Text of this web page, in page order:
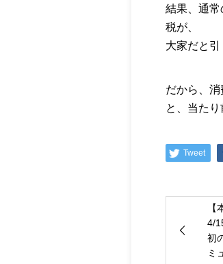
結果、通
税が、
大家だと引
だから、
と、当たり
Tweet
【
4/
初
ミ